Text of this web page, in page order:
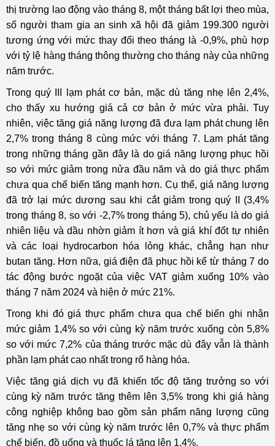
thị trường lao động vào tháng 8, một tháng bất lợi theo mùa,
số người tham gia an sinh xã hội đã giảm 199.300 người
tương ứng với mức thay đổi theo tháng là -0,9%, phù hợp
với tỷ lệ hàng tháng thông thường cho tháng này của những
năm trước.
Trong quý III lạm phát cơ bản, mặc dù tăng nhẹ lên 2,4%,
cho thấy xu hướng giá cả cơ bản ở mức vừa phải. Tuy
nhiên, việc tăng giá năng lượng đã đưa lạm phát chung lên
2,7% trong tháng 8 cùng mức với tháng 7. Lạm phát tăng
trong những tháng gần đây là do giá năng lượng phục hồi
so với mức giảm trong nửa đầu năm và do giá thực phẩm
chưa qua chế biến tăng mạnh hơn. Cụ thể, giá năng lượng
đã trở lại mức dương sau khi cắt giảm trong quý II (3,4%
trong tháng 8, so với -2,7% trong tháng 5), chủ yếu là do giá
nhiên liệu và dầu nhờn giảm ít hơn và giá khí đốt tự nhiên
và các loại hydrocarbon hóa lỏng khác, chẳng hạn như
butan tăng. Hơn nữa, giá điện đã phục hồi kể từ tháng 7 do
tác động bước ngoặt của việc VAT giảm xuống 10% vào
tháng 7 năm 2024 và hiện ở mức 21%.
Trong khi đó giá thực phẩm chưa qua chế biến ghi nhận
mức giảm 1,4% so với cùng kỳ năm trước xuống còn 5,8%
so với mức 7,2% của tháng trước mặc dù đây vẫn là thành
phần lạm phát cao nhất trong rổ hàng hóa.
Việc tăng giá dịch vụ đã khiến tốc độ tăng trưởng so với
cùng kỳ năm trước tăng thêm lên 3,5% trong khi giá hàng
công nghiệp không bao gồm sản phẩm năng lượng cũng
tăng nhẹ so với cùng kỳ năm trước lên 0,7% và thực phẩm
chế biến, đồ uống và thuốc lá tăng lên 1,4%.